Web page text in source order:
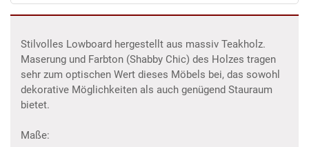
Stilvolles Lowboard hergestellt aus massiv Teakholz.
Maserung und Farbton (Shabby Chic) des Holzes tragen
sehr zum optischen Wert dieses Möbels bei, das sowohl
dekorative Möglichkeiten als auch genügend Stauraum
bietet.
Maße: